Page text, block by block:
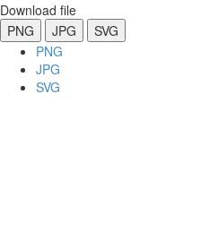
Download file
PNG
JPG
SVG
PNG
JPG
SVG